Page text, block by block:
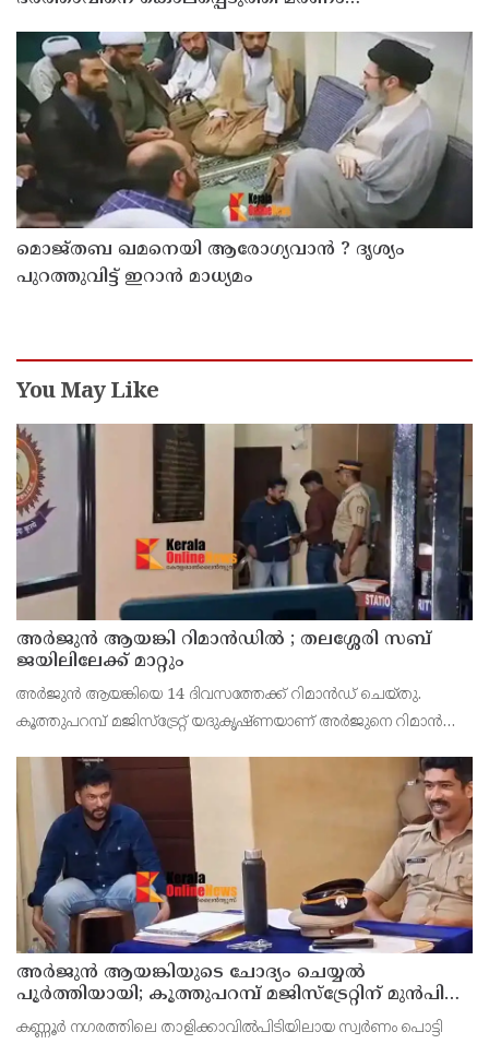
പദ്ധതിയിട്ട യുവതിയും സുഹൃത്തും ഒളിവില്‍
മൊജ്തബ ഖമനെയി ആരോഗ്യവാന്‍ ? ദൃശ്യം
പുറത്തുവിട്ട് ഇറാന്‍ മാധ്യമം
You May Like
അര്‍ജുന്‍ ആയങ്കി റിമാന്‍ഡില്‍ ; തലശ്ശേരി സബ്
ജയിലിലേക്ക് മാറ്റും
അർജുൻ ആയങ്കിയെ 14 ദിവസത്തേക്ക് റിമാൻഡ് ചെയ്തു.
കൂത്തുപറമ്പ് മജിസ്ട്രേറ്റ് യദുകൃഷ്ണയാണ് അർജുനെ റിമാൻഡ്
ഭീഷണിപ്പെടുത്തിയെന്നാരോപിച്ച് ‌
അര്‍ജുന്‍ ആയങ്കിയുടെ ചോദ്യം ചെയ്യല്‍
പൂര്‍ത്തിയായി; കൂത്തുപറമ്പ് മജിസ്ട്രേറ്റിന് മുൻപില്‍
ഹാജരാക്കും
കണ്ണൂർ നഗരത്തിലെ താളിക്കാവിൽപിടിയിലായ സ്വർണം പൊട്ടി